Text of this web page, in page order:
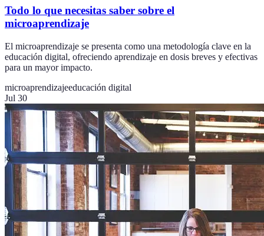
Todo lo que necesitas saber sobre el
microaprendizaje
El microaprendizaje se presenta como una metodología clave en la
educación digital, ofreciendo aprendizaje en dosis breves y efectivas
para un mayor impacto.
microaprendizajeeducación digital
Jul 30